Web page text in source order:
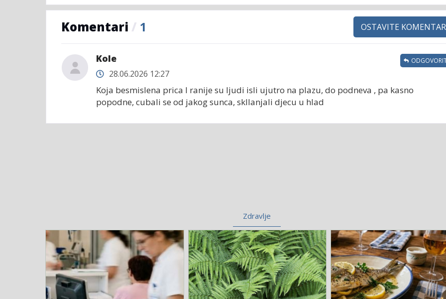
Komentari / 1 OSTAVITE KOMENTAR
Kole
28.06.2026 12:27
Koja besmislena prica I ranije su ljudi isli ujutro na plazu, do podneva , pa kasno
popodne, cubali se od jakog sunca, skllanjali djecu u hlad
Zdravlje